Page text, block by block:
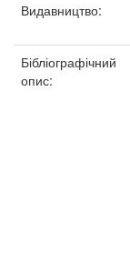
Видавництво:
Бібліографічний
опис: